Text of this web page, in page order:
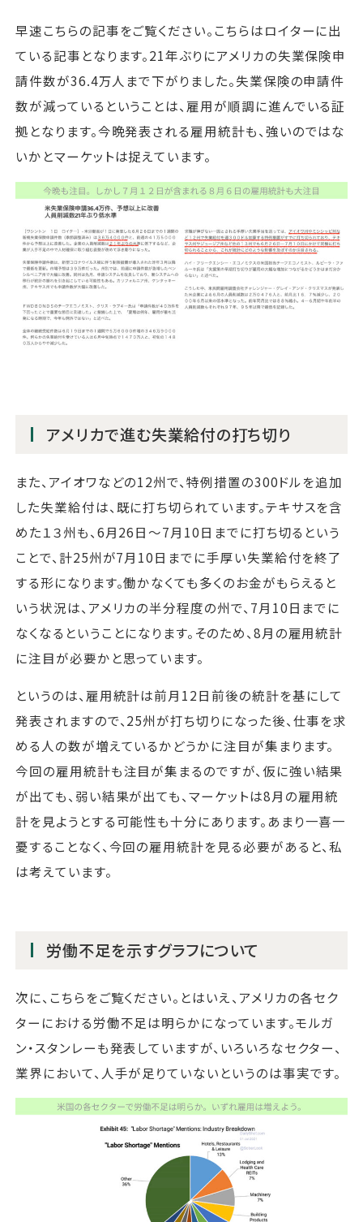
早速こちらの記事をご覧ください。こちらはロイターに出
ている記事となります。21年ぶりにアメリカの失業保険申
請件数が36.4万人まで下がりました。失業保険の申請件
数が減っているということは、雇用が順調に進んでいる証
拠となります。今晩発表される雇用統計も、強いのではな
いかとマーケットは捉えています。
アメリカで進む失業給付の打ち切り
また、アイオワなどの12州で、特例措置の300ドルを追加
した失業給付は、既に打ち切られています。テキサスを含
めた１３州も、6月26日～7月10日までに打ち切るという
ことで、計25州が7月10日までに手厚い失業給付を終了
する形になります。働かなくても多くのお金がもらえると
いう状況は、アメリカの半分程度の州で、7月10日までに
なくなるということになります。そのため、8月の雇用統計
に注目が必要かと思っています。
というのは、雇用統計は前月12日前後の統計を基にして
発表されますので、25州が打ち切りになった後、仕事を求
める人の数が増えているかどうかに注目が集まります。
今回の雇用統計も注目が集まるのですが、仮に強い結果
が出ても、弱い結果が出ても、マーケットは8月の雇用統
計を見ようとする可能性も十分にあります。あまり一喜一
憂することなく、今回の雇用統計を見る必要があると、私
は考えています。
労働不足を示すグラフについて
次に、こちらをご覧ください。とはいえ、アメリカの各セク
ターにおける労働不足は明らかになっています。モルガ
ン・スタンレーも発表していますが、いろいろなセクター、
業界において、人手が足りていないというのは事実です。